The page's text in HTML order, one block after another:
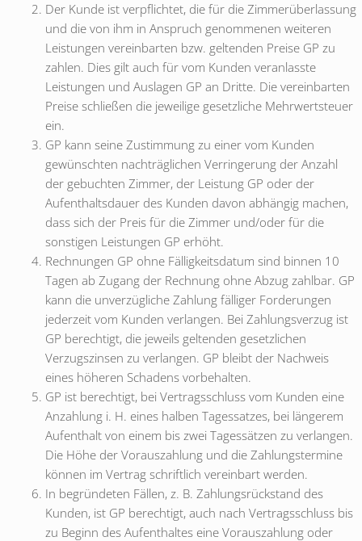
Der Kunde ist verpflichtet, die für die Zimmerüberlassung
und die von ihm in Anspruch genommenen weiteren
Leistungen vereinbarten bzw. geltenden Preise GP zu
zahlen. Dies gilt auch für vom Kunden veranlasste
Leistungen und Auslagen GP an Dritte. Die vereinbarten
Preise schließen die jeweilige gesetzliche Mehrwertsteuer
ein.
GP kann seine Zustimmung zu einer vom Kunden
gewünschten nachträglichen Verringerung der Anzahl
der gebuchten Zimmer, der Leistung GP oder der
Aufenthaltsdauer des Kunden davon abhängig machen,
dass sich der Preis für die Zimmer und/oder für die
sonstigen Leistungen GP erhöht.
Rechnungen GP ohne Fälligkeitsdatum sind binnen 10
Tagen ab Zugang der Rechnung ohne Abzug zahlbar. GP
kann die unverzügliche Zahlung fälliger Forderungen
jederzeit vom Kunden verlangen. Bei Zahlungsverzug ist
GP berechtigt, die jeweils geltenden gesetzlichen
Verzugszinsen zu verlangen. GP bleibt der Nachweis
eines höheren Schadens vorbehalten.
GP ist berechtigt, bei Vertragsschluss vom Kunden eine
Anzahlung i. H. eines halben Tagessatzes, bei längerem
Aufenthalt von einem bis zwei Tagessätzen zu verlangen.
Die Höhe der Vorauszahlung und die Zahlungstermine
können im Vertrag schriftlich vereinbart werden.
In begründeten Fällen, z. B. Zahlungsrückstand des
Kunden, ist GP berechtigt, auch nach Vertragsschluss bis
zu Beginn des Aufenthaltes eine Vorauszahlung oder